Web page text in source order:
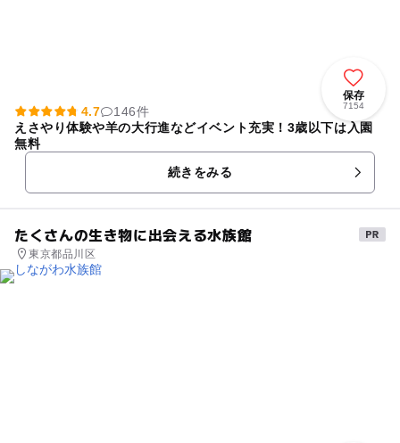
保存
7154
4.7
146件
えさやり体験や羊の大行進などイベント充実！3歳以下は入園
無料
続きをみる
たくさんの生き物に出会える水族館
東京都品川区